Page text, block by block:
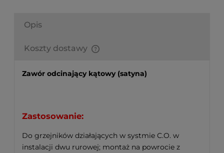
Opis
Koszty dostawy
produktów które się w nim znajdują.
Zawór odcinający kątowy (satyna)
Zastosowanie:
Do grzejników działających w systmie C.O. w
instalacji dwu rurowej; montaż na powrocie z